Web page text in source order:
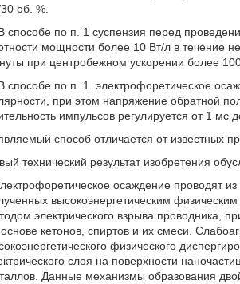
об. %.
способе по п. 1 суспензия перед
мощности более 10 Вт/л в течение
при центробежном ускорении более
способе по п. 1. электрофоретическое
при этом напряжение обратной
импульсов регулируется от 1 мс
способ отличается от известных
технический результат изобретения
осаждение проводят
высокоэнергетическим
электрического взрыва проводника,
кетонов, спиртов и их смеси.
физического
слоя на поверхности
Данные механизмы образования